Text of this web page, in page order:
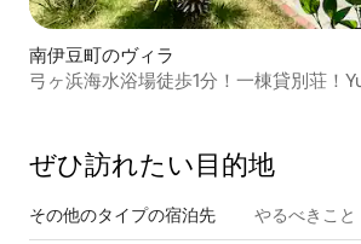
南伊豆町のヴィラ
弓ヶ浜海水浴場徒歩1分！一棟貸別荘！
ぜひ訪⁠れ⁠た⁠い目⁠的⁠地
その他のタ⁠イ⁠プ⁠の宿⁠泊⁠先 やるべきこと